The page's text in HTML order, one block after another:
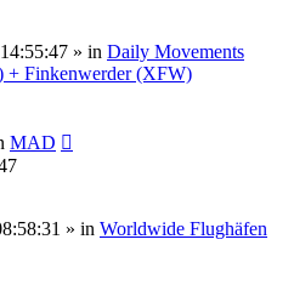
» in Daily Movements
Finkenwerder (XFW)
MAD
» in Worldwide Flughäfen